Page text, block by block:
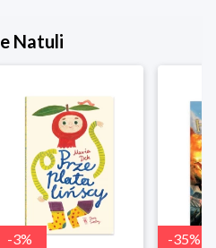
Natuli
-3% -35%